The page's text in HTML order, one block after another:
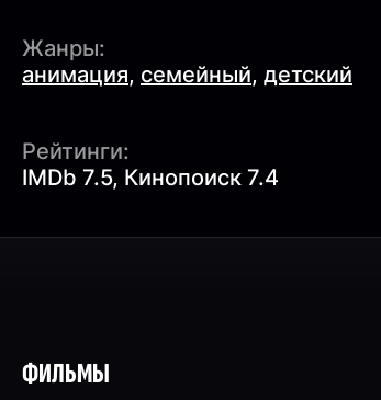
Жанры:
анимация, семейный, детский
Рейтинги:
IMDb 7.5, Кинопоиск 7.4
ФИЛЬМЫ